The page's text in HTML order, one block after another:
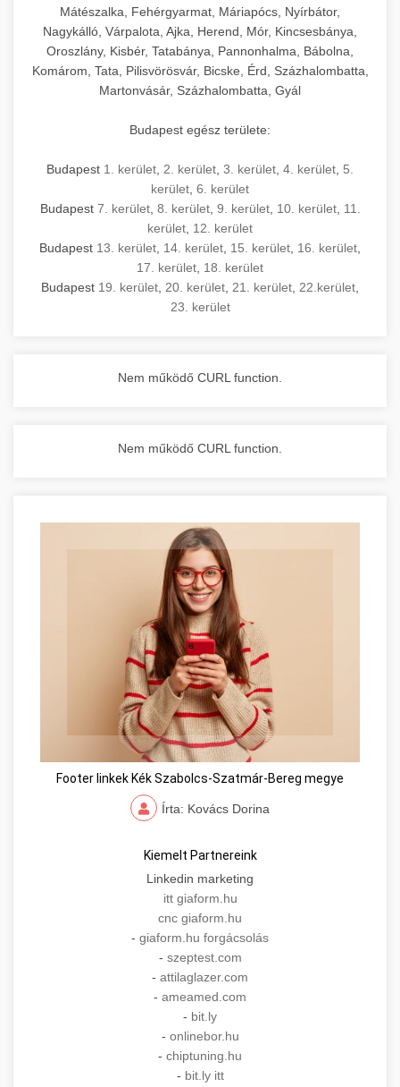
Mátészalka, Fehérgyarmat, Máriapócs, Nyírbátor,
Nagykálló, Várpalota, Ajka, Herend, Mór, Kincsesbánya,
Oroszlány, Kisbér, Tatabánya, Pannonhalma, Bábolna,
Komárom, Tata, Pilisvörösvár, Bicske, Érd, Százhalombatta,
Martonvásár, Százhalombatta, Gyál
Budapest egész területe:
Budapest 1. kerület 2. kerület 3. kerület 4. kerület 5.
kerület 6. kerület
Budapest 7. kerület, 8. kerület, 9. kerület, 10. kerület, 11.
kerület 12. kerület
Budapest 13. kerület 14. kerület 15. kerület 16. kerület
17. kerület 18. kerület
Budapest 19. kerület 20. kerület 21. kerület 22.kerület
23. kerület
Nem működő CURL function.
Nem működő CURL function.
Footer linkek Kék Szabolcs-Szatmár-Bereg megye
Írta: Kovács Dorina
Kiemelt Partnereink
Linkedin marketing
itt giaform.hu
cnc giaform.hu
- giaform.hu forgácsolás
- szeptest.com
- attilaglazer.com
- ameamed.com
- bit.ly
- onlinebor.hu
- chiptuning.hu
- bit.ly itt